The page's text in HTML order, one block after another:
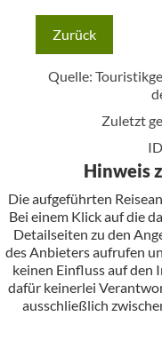
Zurück
Quelle:
Zuletzt
Hinweis
Die aufgeführten
Bei einem Klick auf die
Detailseiten zu den
des Anbieters aufrufen
keinen Einfluss auf den
dafür keinerlei
ausschließlich